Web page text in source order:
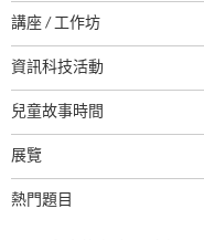
講座 / 工作坊
資訊科技活動
兒童故事時間
展覽
熱門題目